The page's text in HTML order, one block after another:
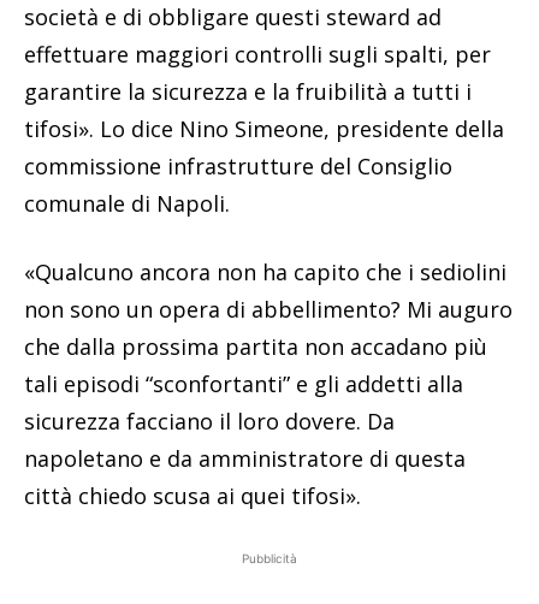
società e di obbligare questi steward ad
effettuare maggiori controlli sugli spalti, per
garantire la sicurezza e la fruibilità a tutti i
tifosi». Lo dice Nino Simeone, presidente della
commissione infrastrutture del Consiglio
comunale di Napoli.
«Qualcuno ancora non ha capito che i sediolini
non sono un opera di abbellimento? Mi auguro
che dalla prossima partita non accadano più
tali episodi “sconfortanti” e gli addetti alla
sicurezza facciano il loro dovere. Da
napoletano e da amministratore di questa
città chiedo scusa ai quei tifosi».
Pubblicità